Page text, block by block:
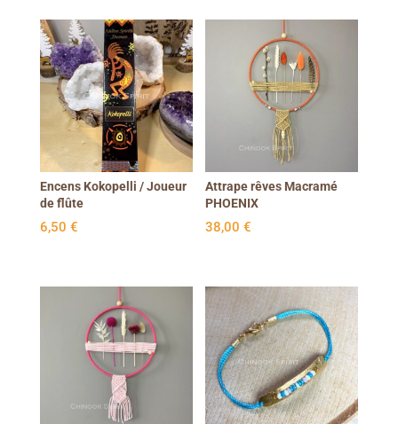
Encens Kokopelli / Joueur
de flûte
6,50 €
Attrape rêves Macramé
PHOENIX
38,00€